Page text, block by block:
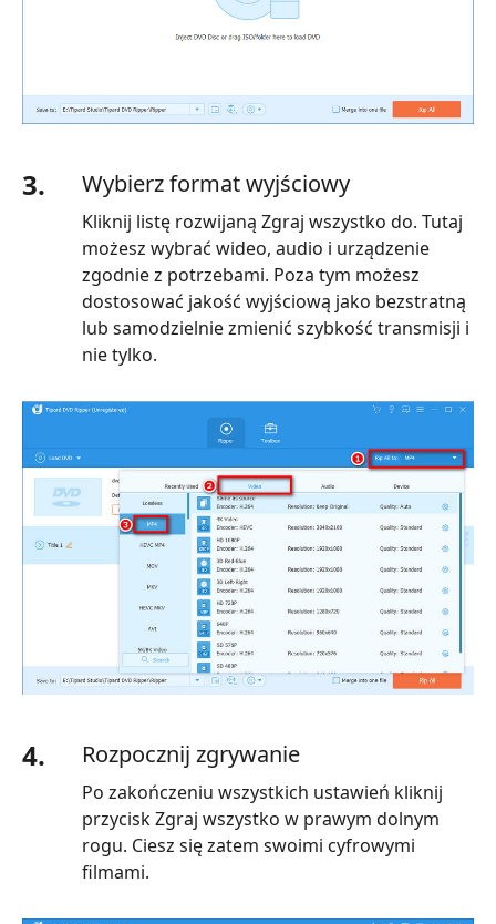
3. Wybierz format wyjściowy
Kliknij listę rozwijaną Zgraj wszystko do. Tutaj
możesz wybrać wideo, audio i urządzenie
zgodnie z potrzebami. Poza tym możesz
dostosować jakość wyjściową jako bezstratną
lub samodzielnie zmienić szybkość transmisji i
nie tylko.
4. Rozpocznij zgrywanie
Po zakończeniu wszystkich ustawień kliknij
przycisk Zgraj wszystko w prawym dolnym
rogu. Ciesz się zatem swoimi cyfrowymi
filmami.